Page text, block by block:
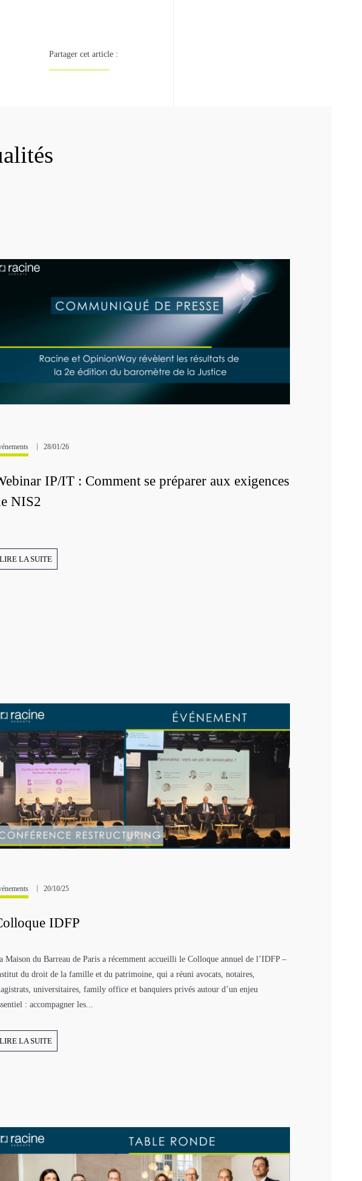
Partager cet article :
28/01/26
IP/IT : Comment se préparer aux exigences
NIS2
LIRE LA SUITE
20/10/25
IDFP
Maison du Barreau de Paris a récemment accueilli le Colloque annuel de l’IDFP –
du droit de la famille et du patrimoine, qui a réuni avocats, notaires,
universitaires, family office et banquiers privés autour d’un enjeu
: accompagner les...
LIRE LA SUITE